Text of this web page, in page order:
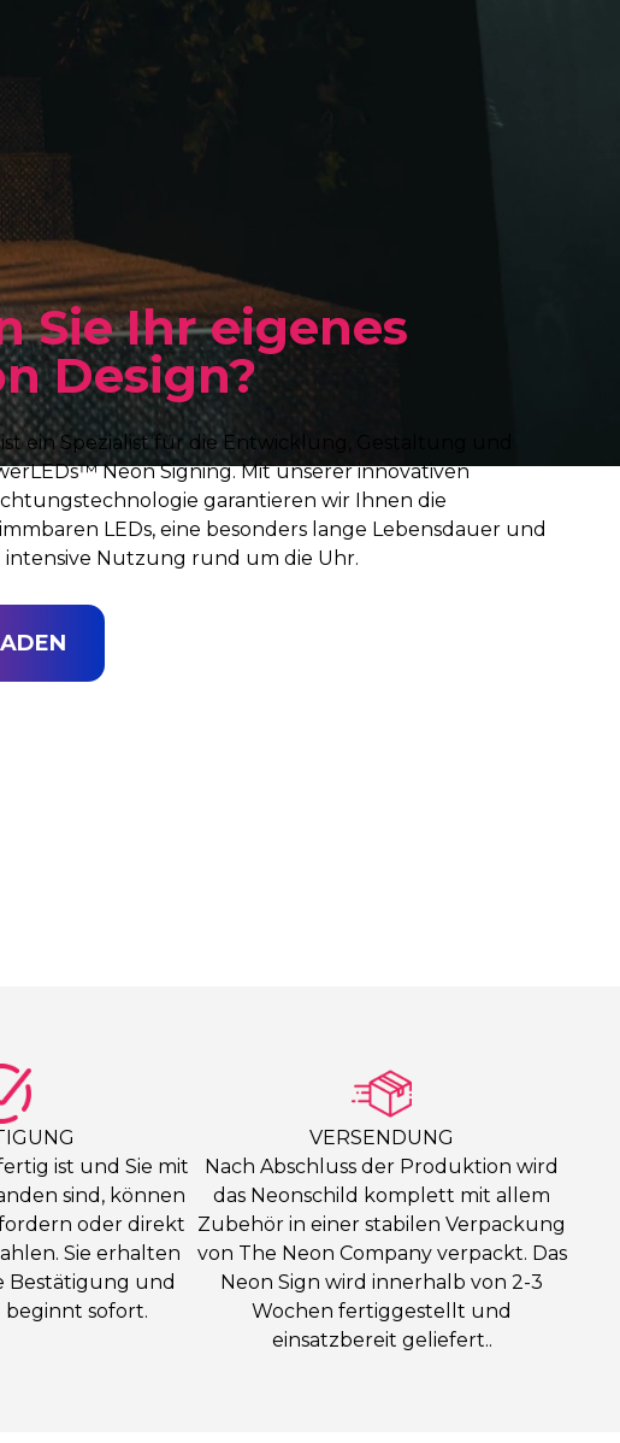
Sie Ihr eigenes
Design?
ein Spezialist für die Entwicklung, Gestaltung und
Neon Signing. Mit unserer innovativen
garantieren wir Ihnen die
LEDs, eine besonders lange Lebensdauer und
Nutzung rund um die Uhr.
ist und Sie mit
sind, können
oder direkt
Sie erhalten
Bestätigung und
sofort.
VERSENDUNG
Nach Abschluss der Produktion wird
das Neonschild komplett mit allem
Zubehör in einer stabilen Verpackung
von The Neon Company verpackt. Das
Neon Sign wird innerhalb von 2-3
Wochen fertiggestellt und
einsatzbereit geliefert..